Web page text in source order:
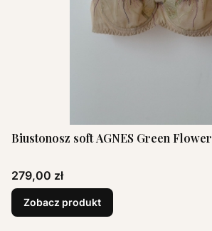
Biustonosz soft AGNES Green Flower
Cena
279,00 zł
Zobacz produkt